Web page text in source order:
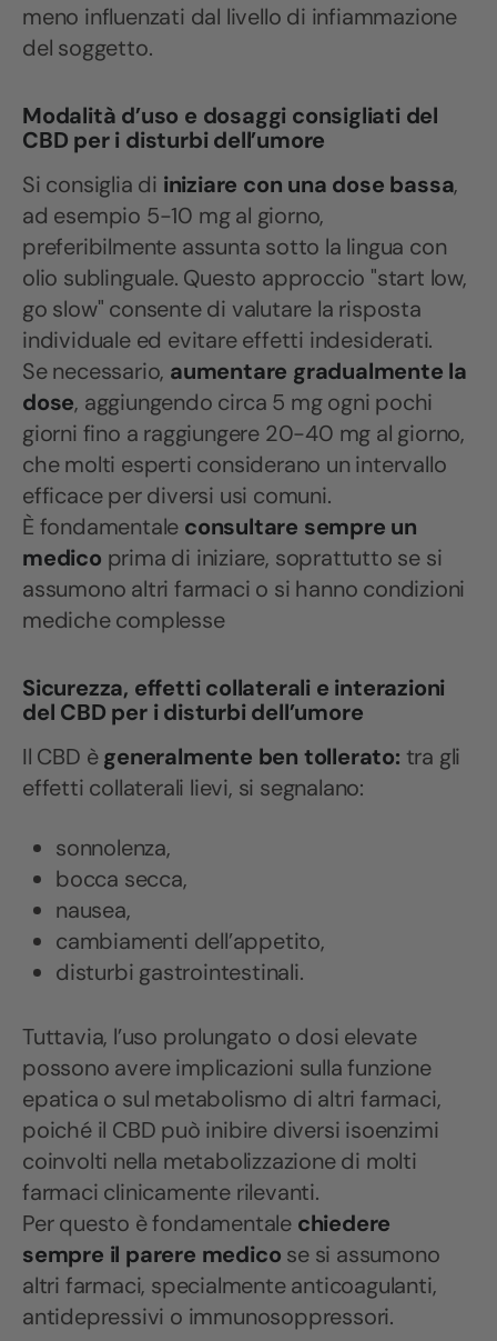
meno influenzati dal livello di infiammazione
del soggetto.
Modalità d’uso e dosaggi consigliati del
CBD per i disturbi dell’umore
Si consiglia di iniziare con una dose bassa,
ad esempio 5-10 mg al giorno,
preferibilmente assunta sotto la lingua con
olio sublinguale. Questo approccio "start low,
go slow" consente di valutare la risposta
individuale ed evitare effetti indesiderati.
Se necessario, aumentare gradualmente la
dose, aggiungendo circa 5 mg ogni pochi
giorni fino a raggiungere 20-40 mg al giorno,
che molti esperti considerano un intervallo
efficace per diversi usi comuni.
È fondamentale consultare sempre un
medico prima di iniziare, soprattutto se si
assumono altri farmaci o si hanno condizioni
mediche complesse
Sicurezza, effetti collaterali e interazioni
del CBD per i disturbi dell’umore
Il CBD ègeneralmente ben tollerato: tra gli
effetti collaterali lievi, si segnalano:
sonnolenza,
bocca secca,
nausea,
cambiamenti dell’appetito,
disturbi gastrointestinali.
Tuttavia, l’uso prolungato o dosi elevate
possono avere implicazioni sulla funzione
epatica o sul metabolismo di altri farmaci,
poiché il CBD può inibire diversi isoenzimi
coinvolti nella metabolizzazione di molti
farmaci clinicamente rilevanti.
Per questo è fondamentale chiedere
sempre il parere medico se si assumono
altri farmaci, specialmente anticoagulanti,
antidepressivi o immunosoppressori.